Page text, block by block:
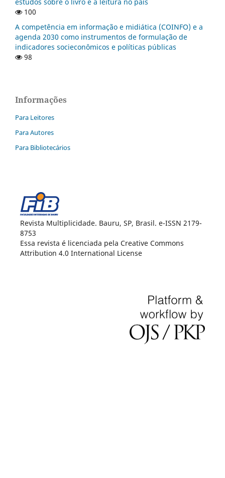
100
A competência em informação e midiática (COINFO) e a
agenda 2030 como instrumentos de formulação de
indicadores socieconômicos e políticas públicas
98
Informações
Para Leitores
Para Autores
Para Bibliotecários
Revista Multiplicidade. Bauru, SP, Brasil. e-ISSN 2179-
8753
Essa revista é licenciada pela Creative Commons
Attribution 4.0 International License